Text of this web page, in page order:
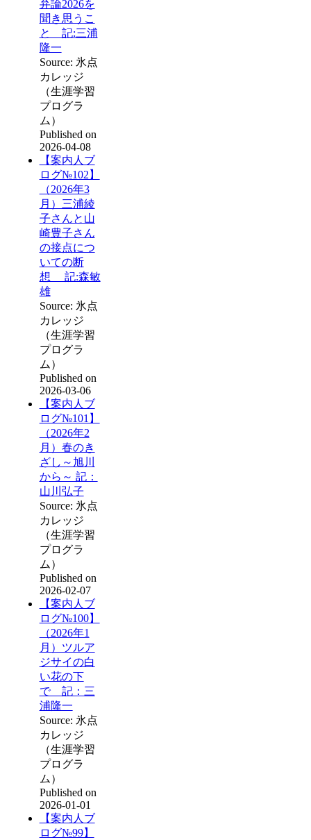
弁論2026を
聞き思うこ
と 記:三浦
隆一
Source: 氷点
カレッジ
（生涯学習
プログラ
ム）
Published on
2026-04-08
【案内人ブ
ログ№102】
（2026年3
月）三浦綾
子さんと山
崎豊子さん
の接点につ
いての断
想 記:森敏
雄
Source: 氷点
カレッジ
（生涯学習
プログラ
ム）
Published on
2026-03-06
【案内人ブ
ログ№101】
（2026年2
月）春のき
ざし～旭川
から～ 記：
山川弘子
Source: 氷点
カレッジ
（生涯学習
プログラ
ム）
Published on
2026-02-07
【案内人ブ
ログ№100】
（2026年1
月）ツルア
ジサイの白
い花の下
で 記：三
浦隆一
Source: 氷点
カレッジ
（生涯学習
プログラ
ム）
Published on
2026-01-01
【案内人ブ
ログ№99】